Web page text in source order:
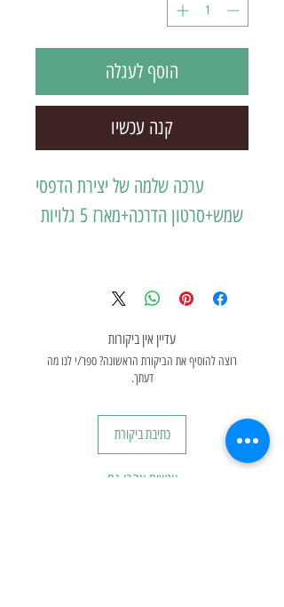
הוסף לעגלה
קנה עכשיו
ערכה שלמה של יצירת הדפסי
שמש+סרטון הדרכה+מארז 5 גלויות
עדיין אין ביקורות
רוצה להוסיף את הביקורת הראשונה? ספר/י לנו מה
דעתך.
כתיבת ביקורת
אנשים אהבו גם